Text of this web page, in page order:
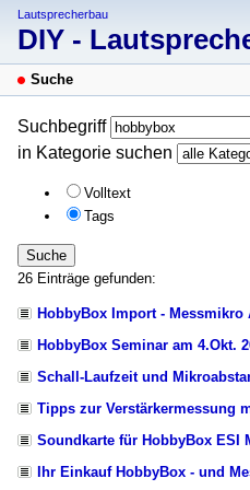
Lautsprecherbau
DIY -
Suche
Suchbegriff
in Kategorie suchen
Volltext
Tags
Suche
26 Einträge gefunden:
HobbyBox Import - Messmikro
HobbyBox Seminar am 4.Okt.
Schall-Laufzeit und
Tipps zur Verstärkermessung
Soundkarte für HobbyBox ESI
Ihr Einkauf HobbyBox - und